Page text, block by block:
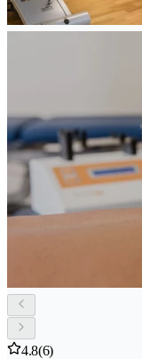
4.8(6)